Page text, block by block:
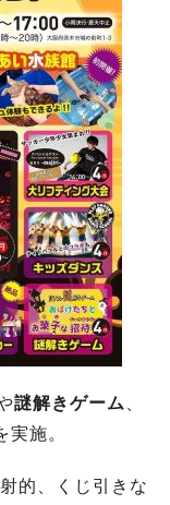
謎解きゲーム
実施。
的、くじ引きな